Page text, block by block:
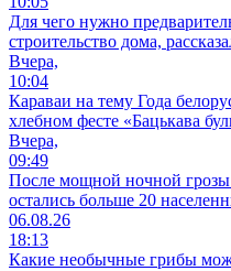
Для чего нужно
строительство дома,
Вчера,
10:04
Караваи на тему Года
хлебном фесте «Бацькава
Вчера,
09:49
После мощной ночной грозы
остались больше 20
06.08.26
18:13
Какие необычные грибы